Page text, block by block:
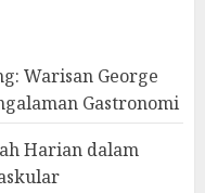
Warisan George
Gastronomi
Harian dalam